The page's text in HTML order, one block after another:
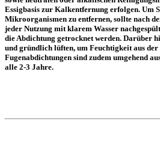
Essigbasis zur Kalkentfernung erfolgen. Um
Mikroorganismen zu entfernen, sollte nach
jeder Nutzung mit klarem Wasser
die Abdichtung getrocknet werden. Darüber
und gründlich lüften, um Feuchtigkeit aus
Fugenabdichtungen sind zudem umgehend
alle 2-3 Jahre.